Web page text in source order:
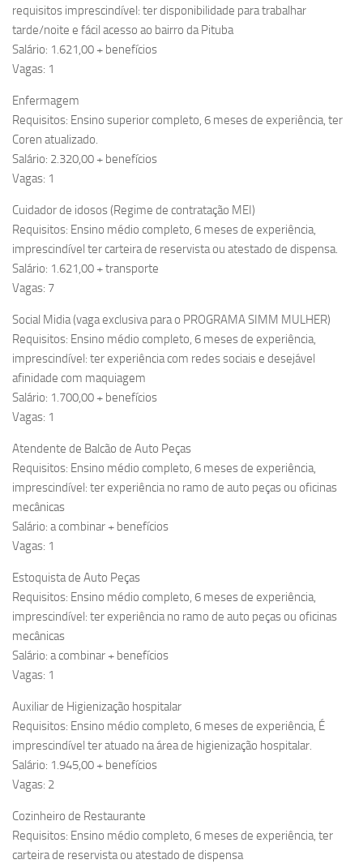
requisitos imprescindível: ter disponibilidade para trabalhar
tarde/noite e fácil acesso ao bairro da Pituba
Salário: 1.621,00 + benefícios
Vagas: 1
Enfermagem
Requisitos: Ensino superior completo, 6 meses de experiência, ter
Coren atualizado.
Salário: 2.320,00 + benefícios
Vagas: 1
Cuidador de idosos (Regime de contratação MEI)
Requisitos: Ensino médio completo, 6 meses de experiência,
imprescindível ter carteira de reservista ou atestado de dispensa.
Salário: 1.621,00 + transporte
Vagas: 7
Social Midia (vaga exclusiva para o PROGRAMA SIMM MULHER)
Requisitos: Ensino médio completo, 6 meses de experiência,
imprescindível: ter experiência com redes sociais e desejável
afinidade com maquiagem
Salário: 1.700,00 + benefícios
Vagas: 1
Atendente de Balcão de Auto Peças
Requisitos: Ensino médio completo, 6 meses de experiência,
imprescindível: ter experiência no ramo de auto peças ou oficinas
mecânicas
Salário: a combinar + benefícios
Vagas: 1
Estoquista de Auto Peças
Requisitos: Ensino médio completo, 6 meses de experiência,
imprescindível: ter experiência no ramo de auto peças ou oficinas
mecânicas
Salário: a combinar + benefícios
Vagas: 1
Auxiliar de Higienização hospitalar
Requisitos: Ensino médio completo, 6 meses de experiência, É
imprescindível ter atuado na área de higienização hospitalar.
Salário: 1.945,00 + benefícios
Vagas: 2
Cozinheiro de Restaurante
Requisitos: Ensino médio completo, 6 meses de experiência, ter
carteira de reservista ou atestado de dispensa